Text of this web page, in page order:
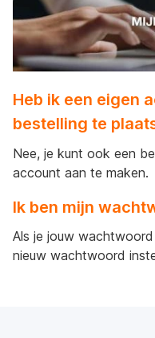
Heb ik een eigen
bestelling te
Nee, je kunt ook een
account aan te maken.
Ik ben mijn
Als je jouw
nieuw wachtwoord